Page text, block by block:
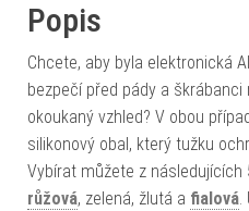
Popis
Chcete, aby byla elektronická
bezpečí před pády a
okoukaný vzhled? V obou
silikonový obal, který tužku
Vybírat můžete z následujících
růžová, zelená, žlutá a fialová.